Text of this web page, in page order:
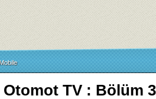
Otomot TV : Bölüm 3